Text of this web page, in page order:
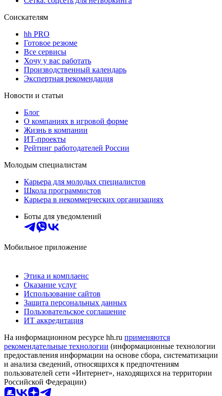
Соискателям
hh PRO
Готовое резюме
Все сервисы
Хочу у вас работать
Производственный календарь
Экспертная рекомендация
Новости и статьи
Блог
О компаниях в игровой форме
Жизнь в компании
ИТ-проекты
Рейтинг работодателей России
Молодым специалистам
Карьера для молодых специалистов
Школа программистов
Карьера в некоммерческих организациях
Боты для уведомлений
Мобильное приложение
Этика и комплаенс
Оказание услуг
Использование сайтов
Защита персональных данных
Пользовательское соглашение
ИТ аккредитация
На информационном ресурсе hh.ru применяются
рекомендательные технологии (информационные технологии
предоставления информации на основе сбора, систематизации
и анализа сведений, относящихся к предпочтениям
пользователей сети «Интернет», находящихся на территории
Российской Федерации)